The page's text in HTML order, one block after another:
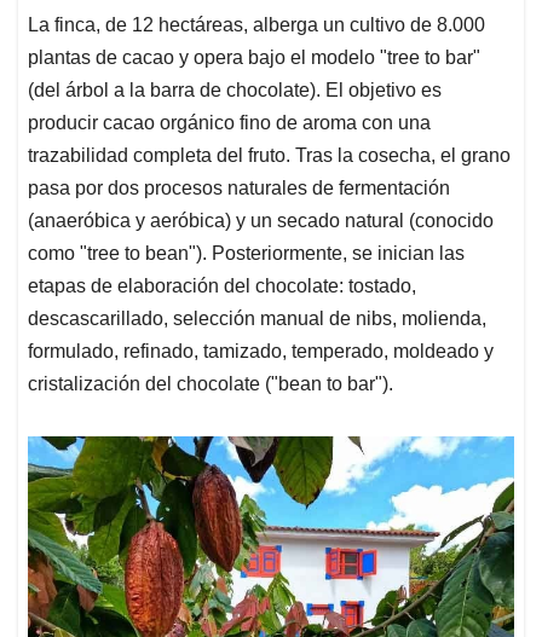
La finca, de 12 hectáreas, alberga un cultivo de 8.000
plantas de cacao y opera bajo el modelo "tree to bar"
(del árbol a la barra de chocolate). El objetivo es
producir cacao orgánico fino de aroma con una
trazabilidad completa del fruto. Tras la cosecha, el grano
pasa por dos procesos naturales de fermentación
(anaeróbica y aeróbica) y un secado natural (conocido
como "tree to bean"). Posteriormente, se inician las
etapas de elaboración del chocolate: tostado,
descascarillado, selección manual de nibs, molienda,
formulado, refinado, tamizado, temperado, moldeado y
cristalización del chocolate ("bean to bar").